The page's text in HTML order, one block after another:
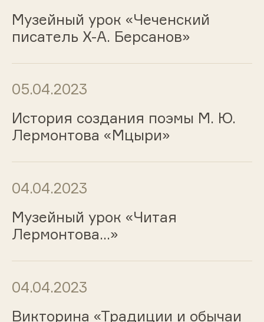
Музейный урок «Чеченский
писатель Х-А. Берсанов»
05.04.2023
История создания поэмы М. Ю.
Лермонтова «Мцыри»
04.04.2023
Музейный урок «Читая
Лермонтова…»
04.04.2023
Викторина «Традиции и обычаи